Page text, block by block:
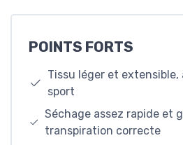
POINTS FORTS
Tissu léger et extensible,
sport
Séchage assez rapide et
transpiration correcte